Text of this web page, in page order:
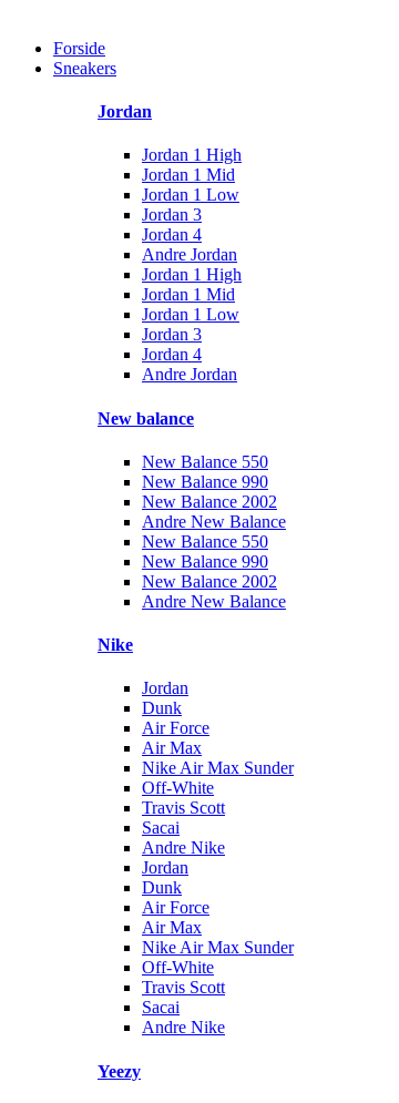
Forside
Sneakers
Jordan
Jordan 1 High
Jordan 1 Mid
Jordan 1 Low
Jordan 3
Jordan 4
Andre Jordan
Jordan 1 High
Jordan 1 Mid
Jordan 1 Low
Jordan 3
Jordan 4
Andre Jordan
New balance
New Balance 550
New Balance 990
New Balance 2002
Andre New Balance
New Balance 550
New Balance 990
New Balance 2002
Andre New Balance
Nike
Jordan
Dunk
Air Force
Air Max
Nike Air Max Sunder
Off-White
Travis Scott
Sacai
Andre Nike
Jordan
Dunk
Air Force
Air Max
Nike Air Max Sunder
Off-White
Travis Scott
Sacai
Andre Nike
Yeezy